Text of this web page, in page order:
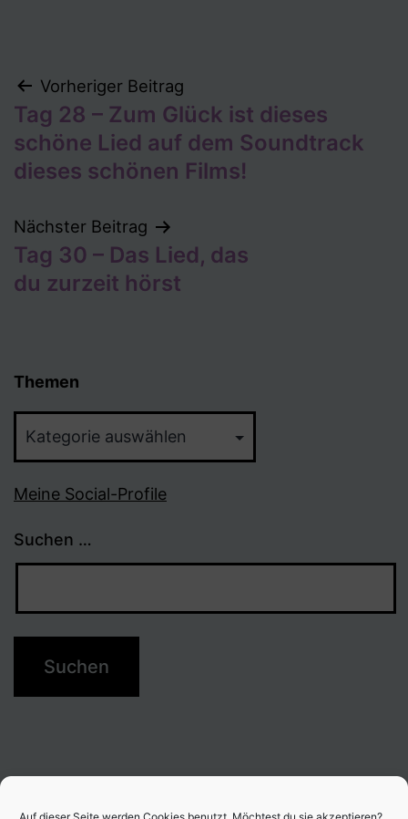
Beitragsnavigation
Vorheriger Beitrag
Tag 28 – Zum Glück ist dieses
schöne Lied auf dem Soundtrack
dieses schönen Films!
Nächster Beitrag
Tag 30 – Das Lied, das
du zurzeit hörst
Themen
Meine Social-Profile
Suchen …